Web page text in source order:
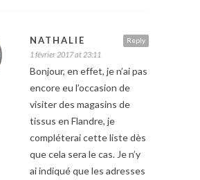
Reply
NATHALIE
1 février 2017 at 23:11
Bonjour, en effet, je n’ai pas
encore eu l’occasion de
visiter des magasins de
tissus en Flandre, je
compléterai cette liste dès
que cela sera le cas. Je n’y
ai indiqué que les adresses